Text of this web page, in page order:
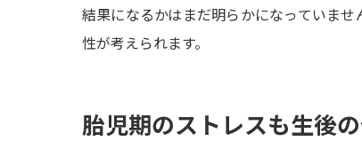
結果になるかはまだ明らかになっていま
性が考えられます。
胎児期のストレスも生後